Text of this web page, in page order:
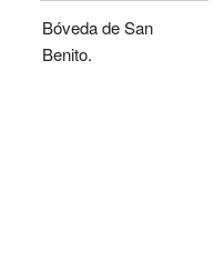
Bóveda de San
Benito.